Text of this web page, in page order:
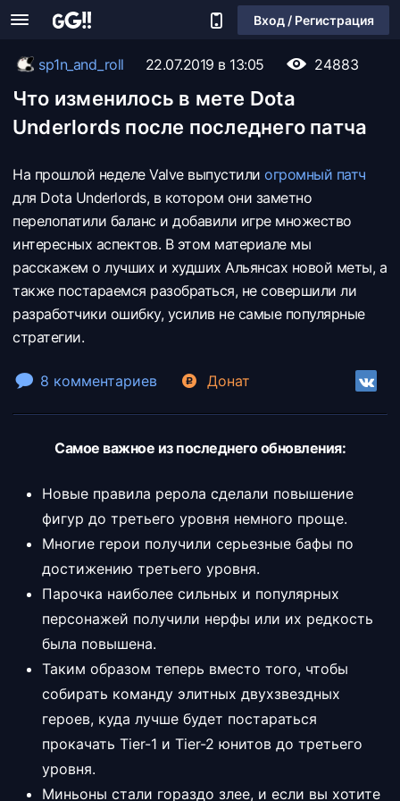
Вход / Регистрация
sp1n_and_roll 22.07.2019 в 13:05 24883
Что изменилось в мете Dota
Underlords после последнего патча
На прошлой неделе Valve выпустили огромный патч
для Dota Underlords, в котором они заметно
перелопатили баланс и добавили игре множество
интересных аспектов. В этом материале мы
расскажем о лучших и худших Альянсах новой меты, а
также постараемся разобраться, не совершили ли
разработчики ошибку, усилив не самые популярные
стратегии.
8 комментариев Донат
Самое важное из последнего обновления:
Новые правила рерола сделали повышение
фигур до третьего уровня немного проще.
Многие герои получили серьезные бафы по
достижению третьего уровня.
Парочка наиболее сильных и популярных
персонажей получили нерфы или их редкость
была повышена.
Таким образом теперь вместо того, чтобы
собирать команду элитных двухзвездных
героев, куда лучше будет постараться
прокачать Tier-1 и Tier-2 юнитов до третьего
уровня.
Миньоны стали гораздо злее, и если вы хотите